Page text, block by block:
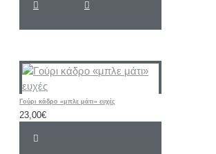
Γούρι κάδρο «μπλε μάτι» ευχές
23,00€